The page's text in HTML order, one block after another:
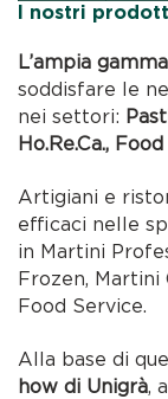
I nostri
L’ampia
soddisfare le
nei settori:
Ho.Re.Ca.,
Artigiani e
efficaci nelle
in Martini
Frozen, Martini
Food Service.
Alla base di
how di Unigrà,